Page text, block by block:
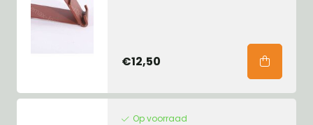
€12,50
Op voorraad